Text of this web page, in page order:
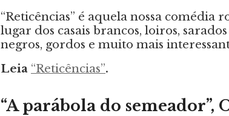
“Reticências” é aquela nossa comédia
lugar dos casais brancos, loiros,
negros, gordos e muito mais
Leia “Reticências”.
“A parábola do semeador”,